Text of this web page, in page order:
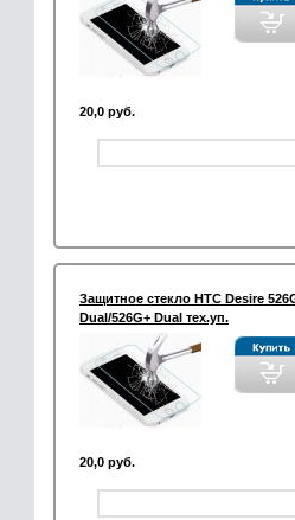
20,0 руб.
Защитное стекло HTC Desire
Dual/526G+ Dual тех.уп.
20,0 руб.